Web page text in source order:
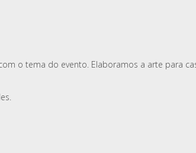
o tema do evento. Elaboramos a arte para